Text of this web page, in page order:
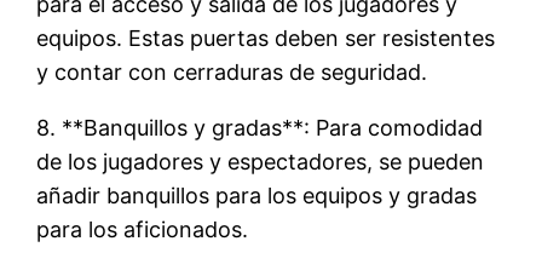
equipos. Estas puertas deben ser resistentes
y contar con cerraduras de seguridad.
8. **Banquillos y gradas**: Para comodidad
de los jugadores y espectadores, se pueden
añadir banquillos para los equipos y gradas
para los aficionados.